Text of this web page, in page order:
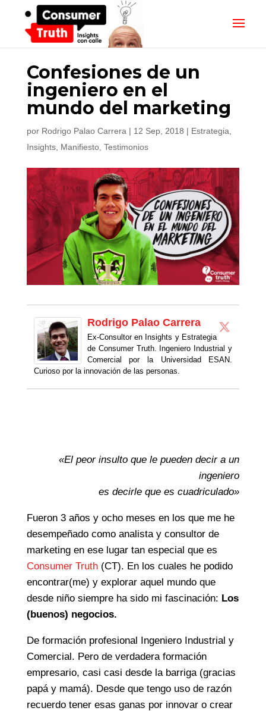
Confesiones de un
ingeniero en el
mundo del marketing
por Rodrigo Palao Carrera | 12 Sep, 2018 | Estrategia
Insights, Manifiesto, Testimonios
Rodrigo Palao Carrera
Ex-Consultor en Insights y Estrategia
de Consumer Truth. Ingeniero Industrial y
Comercial por la Universidad ESAN.
Curioso por la innovación de las personas.
«El peor insulto que le pueden decir a un
ingeniero
es decirle que es cuadriculado»
Fueron 3 años y ocho meses en los que me he
desempeñado como analista y consultor de
marketing en ese lugar tan especial que es
Consumer Truth(CT). En los cuales he podido
encontrar(me) y explorar aquel mundo que
desde niño siempre ha sido mi fascinación: Los
(buenos) negocios.
De formación profesional Ingeniero Industrial y
Comercial. Pero de verdadera formación
empresario, casi casi desde la barriga (gracias
papá y mamá). Desde que tengo uso de razón
recuerdo tener esas ganas por innovar o crear